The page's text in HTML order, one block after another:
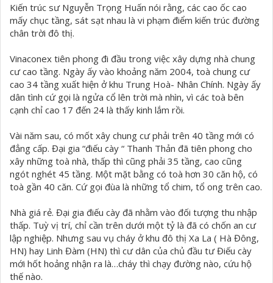
Kiến trúc sư Nguyễn Trọng Huấn nói rằng, các cao ốc cao
mấy chục tầng, sát sạt nhau là vi phạm điểm kiến trúc đường
chân trời đô thị.
Vinaconex tiên phong đi đầu trong việc xây dựng nhà chung
cư cao tầng. Ngày ấy vào khoảng năm 2004, toà chung cư
cao 34 tầng xuất hiện ở khu Trung Hoà- Nhân Chính. Ngày ấy
dân tình cứ gọi là ngửa cổ lên trời mà nhìn, vì các toà bên
cạnh chỉ cao 17 đến 24 là thấy kinh lắm rồi.
Vài năm sau, có mốt xây chung cư phải trên 40 tầng mới có
đẳng cấp. Đại gia “điếu cày “ Thanh Thản đã tiên phong cho
xây những toà nhà, thấp thì cũng phải 35 tầng, cao cũng
ngót nghét 45 tầng. Một mặt bằng có toà hơn 30 căn hộ, có
toà gần 40 căn. Cứ gọi đùa là những tổ chim, tổ ong trên cao.
Nhà giá rẻ. Đại gia điếu cày đã nhằm vào đối tượng thu nhập
thấp. Tuỳ vị trí, chỉ cần trên dưới một tỷ là đã có chốn an cư
lập nghiệp. Nhưng sau vụ cháy ở khu đô thị Xa La ( Hà Đông,
HN) hay Linh Đàm (HN) thì cư dân của chủ đầu tư Điếu cày
mới hốt hoảng nhận ra là…cháy thì chạy đường nào, cứu hộ
thế nào.